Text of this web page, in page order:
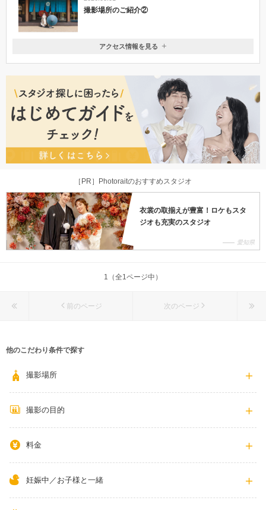
撮影場所のご紹介②
岐阜県岐阜市長住町9-11 TANAKAビル4F ※お打合せは専属のドレスサロ
ン、フォーシス岐阜メゾンにて行います。お間違いのないよう、お気を付
けてお越しくださいませ。
・岐阜駅（JR）「北口」より徒歩約15分 ・名鉄岐阜駅（名鉄本線）よ
り車で約5分
058-252-3126
アクセス情報を見る
［PR］Photoraitのおすすめスタジオ
衣裳の取揃えが豊富！ロケもスタ
ジオも充実のスタジオ
愛知県
1（全1ページ中）
前のページ 次のページ
他のこだわり条件で探す
撮影場所
撮影の目的
料金
妊娠中／お子様と一緒